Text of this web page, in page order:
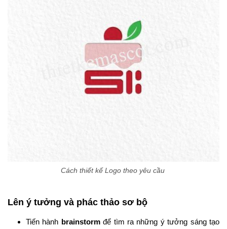
Cách thiết kế Logo theo yêu cầu
Lên ý tưởng và phác thảo sơ bộ
Tiến hành brainstormđể tìm ra những ý tưởng sáng tạo